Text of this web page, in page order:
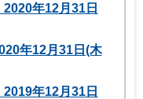
年12月31日
年12月31日(木
年12月31日